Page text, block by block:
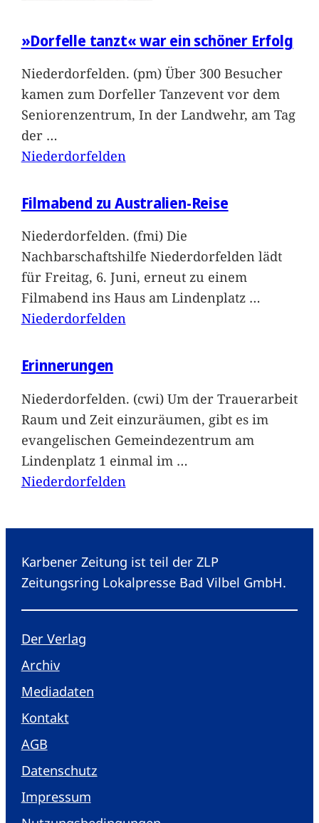
»Dorfelle tanzt« war ein schöner Erfolg
Niederdorfelden. (pm) Über 300 Besucher
kamen zum Dorfeller Tanzevent vor dem
Seniorenzentrum, In der Landwehr, am Tag
der …
Niederdorfelden
Filmabend zu Australien-Reise
Niederdorfelden. (fmi) Die
Nachbarschaftshilfe Niederdorfelden lädt
für Freitag, 6. Juni, erneut zu einem
Filmabend ins Haus am Lindenplatz …
Niederdorfelden
Erinnerungen
Niederdorfelden. (cwi) Um der Trauerarbeit
Raum und Zeit einzuräumen, gibt es im
evangelischen Gemeindezentrum am
Lindenplatz 1 einmal im …
Niederdorfelden
Karbener Zeitung ist teil der ZLP
Zeitungsring Lokalpresse Bad Vilbel GmbH.
Der Verlag
Archiv
Mediadaten
Kontakt
AGB
Datenschutz
Impressum